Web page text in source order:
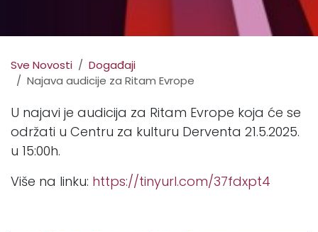
Sve Novosti
Događaji
Najava audicije za Ritam Evrope
U najavi je audicija za Ritam Evrope koja će se
održati u Centru za kulturu Derventa 21.5.2025.
u 15:00h.
Više na linku: https://tinyurl.com/37fdxpt4